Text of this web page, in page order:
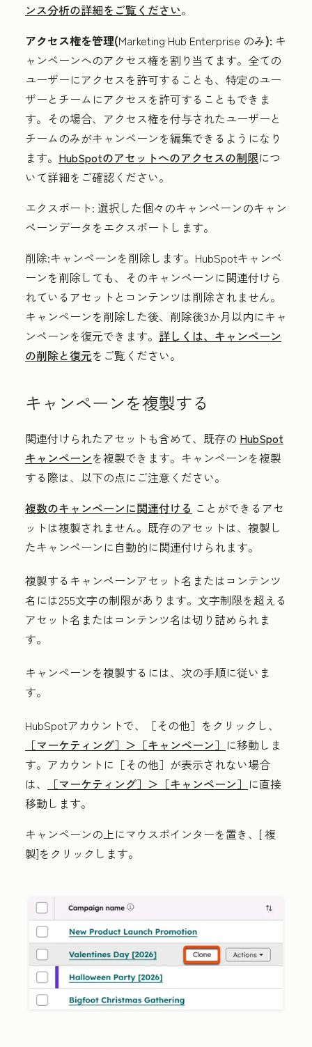
ンス分析の詳細をご覧ください。
アクセス権を管理(Marketing Hub Enterprise のみ): キ
ャンペーンへのアクセス権を割り当てます。全ての
ユーザーにアクセスを許可することも、特定のユー
ザーとチームにアクセスを許可することもできま
す。その場合、アクセス権を付与されたユーザーと
チームのみがキャンペーンを編集できるようになり
ます。 HubSpotのアセットへのアクセスの制限につ
いて詳細をご確認ください。
エクスポート: 選択した個々のキャンペーンのキャン
ペーンデータをエクスポートします。
削除:キャンペーンを削除します。HubSpotキャンペ
ーンを削除しても、そのキャンペーンに関連付けら
れているアセットとコンテンツは削除されません。
キャンペーンを削除した後、削除後3か月以内にキャ
ンペーンを復元できます。 詳しくは、キャンペーン
の削除と復元をご覧ください。
キャンペーンを複製する
関連付けられたアセットも含めて、既存の HubSpot
キャンペーンを複製できます。キャンペーンを複製
する際は、以下の点にご注意ください。
複数のキャンペーンに関連付ける ことができるアセ
ットは複製されません。既存のアセットは、複製し
たキャンペーンに自動的に関連付けられます。
複製するキャンペーンアセット名またはコンテンツ
名には255文字の制限があります。文字制限を超える
アセット名またはコンテンツ名は切り詰められま
す。
キャンペーンを複製するには、次の手順に従いま
す。
HubSpotアカウントで、
［その他］をクリックし、
［マーケティング］＞ ［キャンペーン］ に移動しま
す。アカウントに ［その他］が表示されない場合
は、
［マーケティング］＞ ［キャンペーン］ に直接
移動します。
キャンペーンの上にマウスポインターを置き、[複
製]をクリックします。